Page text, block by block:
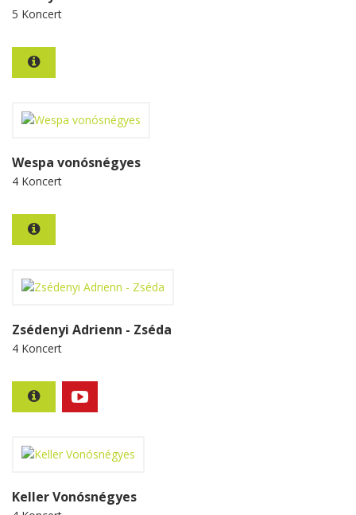
5 Koncert
Wespa vonósnégyes
4 Koncert
Zsédenyi Adrienn - Zséda
4 Koncert
Keller Vonósnégyes